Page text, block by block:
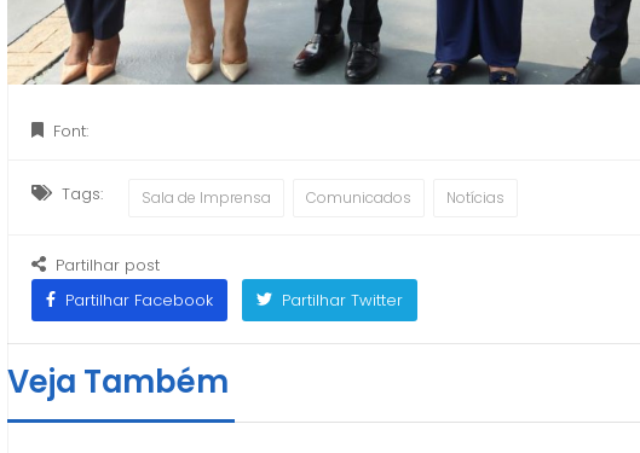
Font:
Tags: Sala de Imprensa Comunicados Notícias
Partilhar post
Partilhar Facebook
Partilhar Twitter
Veja Também